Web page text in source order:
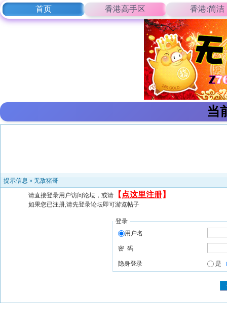
首页 香港高手区 香港:简洁
当
提示信息 » 无敌猪哥
请直接登录用户访问论坛，或请 【 点这里注册】
如果您已注册,请先登录论坛即可游览帖子
登录
用户名
密 码
隐身登录 是